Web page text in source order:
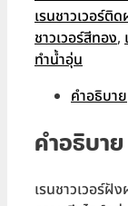
เรนชาวเวอร์ติ
ชาวเวอร์สีทอง,
ทำน้ำอุ่น
คำอธิบาย
คำอธิบาย
เรนชาวเวอร์